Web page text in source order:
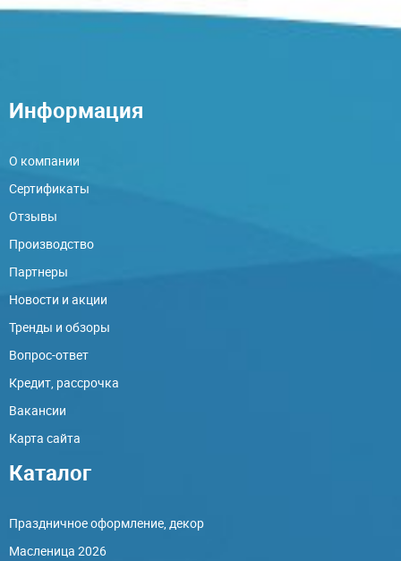
Информация
О компании
Сертификаты
Отзывы
Производство
Партнеры
Новости и акции
Тренды и обзоры
Вопрос-ответ
Кредит, рассрочка
Вакансии
Карта сайта
Каталог
Праздничное оформление, декор
Масленица 2026